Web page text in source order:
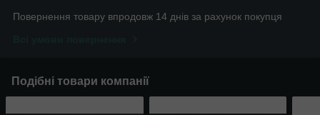
Повернення товару впродовж 14 днів за рахунок покупця
Подібні товари компанії